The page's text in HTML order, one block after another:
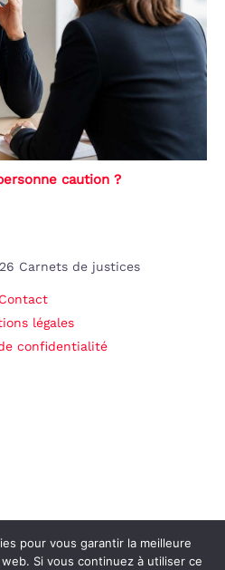
caution ?
Carnets de justices
Contact
légales
confidentialité
pour vous garantir la meilleure
Si vous continuez à utiliser ce